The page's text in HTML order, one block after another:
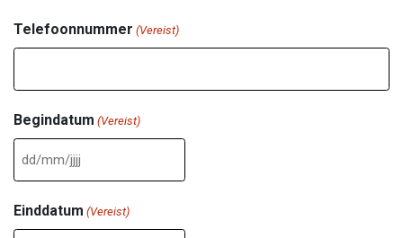
Telefoonnummer (Vereist)
Begindatum (Vereist)
MM
Einddatum (Vereist)